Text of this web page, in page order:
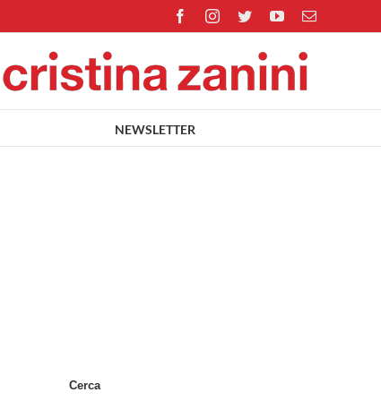
FacebookInstagram
TwitterYouTubeEmail
NEWSLETTER
Cerca